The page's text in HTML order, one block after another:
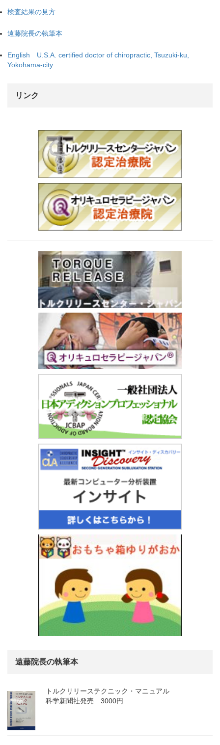
検査結果の見方
遠藤院長の執筆本
English U.S.A. certified doctor of chiropractic, Tsuzuki-ku,
Yokohama-city
リンク
遠藤院長の執筆本
トルクリリーステクニック・マニュアル
科学新聞社発売 3000円